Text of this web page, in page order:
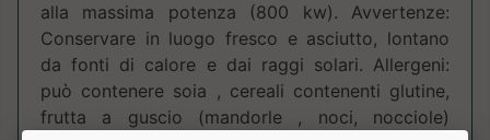
alla massima potenza (800 kw). Avvertenze:
Conservare in luogo fresco e asciutto, lontano
da fonti di calore e dai raggi solari. Allergeni:
può contenere soia , cereali contenenti glutine,
frutta a guscio (mandorle , noci, nocciole)